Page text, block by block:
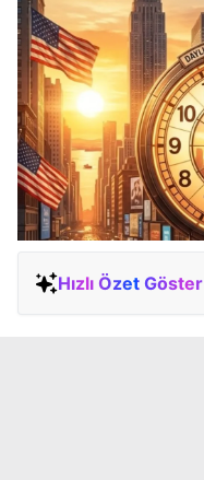
Hızlı Özet Göster